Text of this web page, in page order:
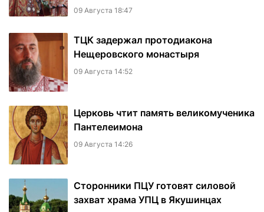
09 Августа 18:47
ТЦК задержал протодиакона
Нещеровского монастыря
09 Августа 14:52
Церковь чтит память великомученика
Пантелеимона
09 Августа 14:26
Сторонники ПЦУ готовят силовой
захват храма УПЦ в Якушинцах